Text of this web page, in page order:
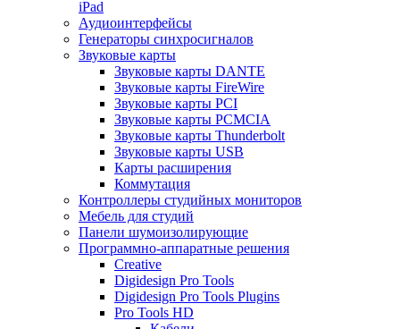
iPad
Аудиоинтерфейсы
Генераторы синхросигналов
Звуковые карты
Звуковые карты DANTE
Звуковые карты FireWire
Звуковые карты PCI
Звуковые карты PCMCIA
Звуковые карты Thunderbolt
Звуковые карты USB
Карты расширения
Коммутация
Контроллеры студийных мониторов
Мебель для студий
Панели шумоизолирующие
Программно-аппаратные решения
Creative
Digidesign Pro Tools
Digidesign Pro Tools Plugins
Pro Tools HD